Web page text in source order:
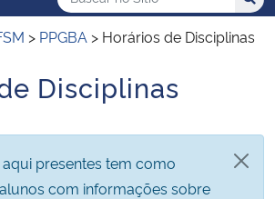
e Abastecimento
> PPGBA > Horários de Disciplinas
Disciplinas
presentes tem como
com informações sobre